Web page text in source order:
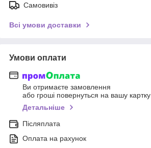
Самовивіз
Всі умови доставки
Умови оплати
Ви отримаєте замовлення
або гроші повернуться на вашу картку
Детальніше
Післяплата
Оплата на рахунок